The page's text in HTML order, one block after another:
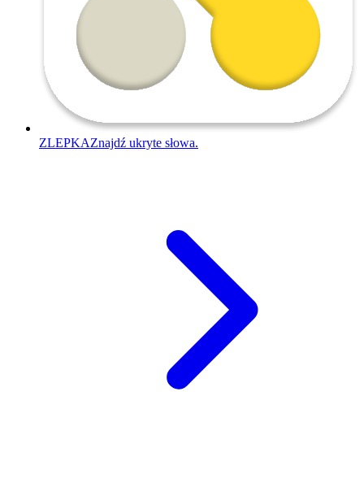
ZLEPKAZnajdź ukryte słowa.